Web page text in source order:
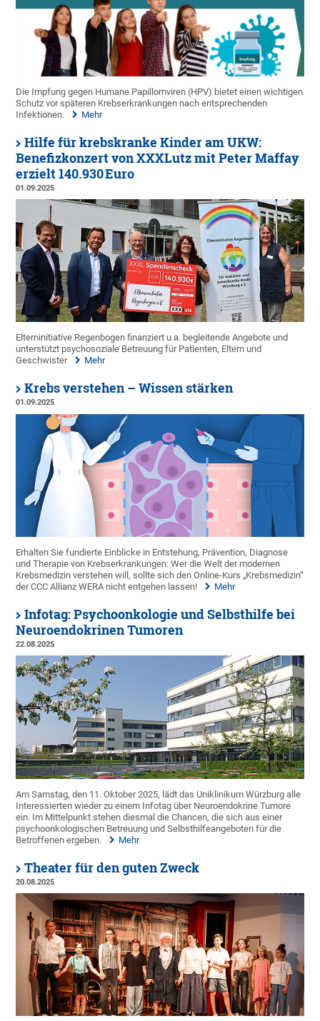
Die Impfung gegen Humane Papillomviren (HPV) bietet einen wichtigen
Schutz vor späteren Krebserkrankungen nach entsprechenden
Infektionen.
Mehr
Hilfe für krebskranke Kinder am UKW:
Benefizkonzert von XXXLutz mit Peter Maffay
erzielt 140.930 Euro
01.09.2025
Elterninitiative Regenbogen finanziert u.a. begleitende Angebote und
unterstützt psychosoziale Betreuung für Patienten, Eltern und
Geschwister
Mehr
Krebs verstehen – Wissen stärken
01.09.2025
Erhalten Sie fundierte Einblicke in Entstehung, Prävention, Diagnose
und Therapie von Krebserkrankungen: Wer die Welt der modernen
Krebsmedizin verstehen will, sollte sich den Online-Kurs „Krebsmedizin“
der CCC Allianz WERA nicht entgehen lassen!
Mehr
Infotag: Psychoonkologie und Selbsthilfe bei
Neuroendokrinen Tumoren
22.08.2025
Am Samstag, den 11. Oktober 2025, lädt das Uniklinikum Würzburg alle
Interessierten wieder zu einem Infotag über Neuroendokrine Tumore
ein. Im Mittelpunkt stehen diesmal die Chancen, die sich aus einer
psychoonkologischen Betreuung und Selbsthilfeangeboten für die
Betroffenen ergeben.
Mehr
Theater für den guten Zweck
20.08.2025